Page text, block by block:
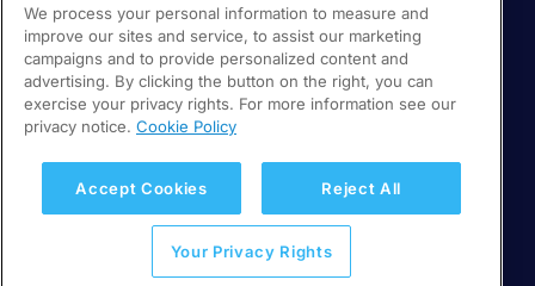
Kariyer
Destek
© 2026 Sovos Compliance, LLC
Kalite Politikası
We process your personal information to measure and
improve our sites and service, to assist our marketing
campaigns and to provide personalized content and
advertising. By clicking the button on the right, you can
exercise your privacy rights. For more information see our
privacy notice. Cookie Policy
Accept Cookies Reject All
Your Privacy Rights